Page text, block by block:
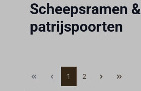
Scheepsramen &
patrijspoorten
1 2